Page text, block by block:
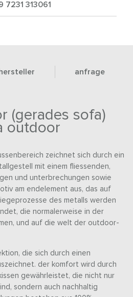
7231 313061
hersteller anfrage
(gerades sofa)
outdoor
zeichnet sich durch ein
mit einem fliessenden,
und unterbrechungen sowie
am endelement aus, das auf
des metalls werden
die normalerweise in der
und auf die welt der outdoor-
die sich durch einen
der komfort wird durch
gewährleistet, die nicht nur
sondern auch nachhaltig